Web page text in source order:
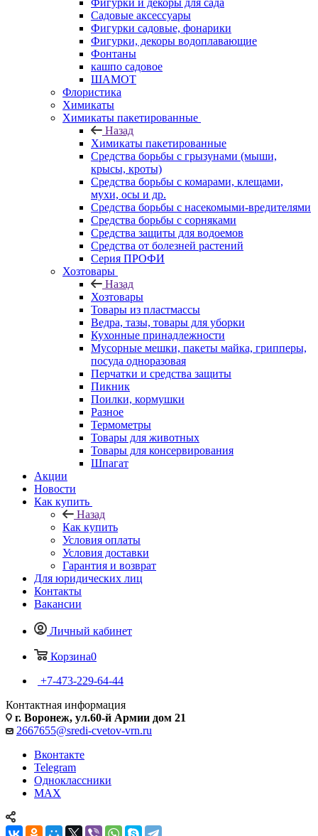
Фигурки и декоры для сада
Садовые аксессуары
Фигурки садовые, фонарики
Фигурки, декоры водоплавающие
Фонтаны
кашпо садовое
ШАМОТ
Флористика
Химикаты
Химикаты пакетированные
Назад
Химикаты пакетированные
Средства борьбы с грызунами (мыши,
крысы, кроты)
Средства борьбы с комарами, клещами,
мухи, осы и др.
Средства борьбы с насекомыми-вредителями
Средства борьбы с сорняками
Средства защиты для водоемов
Средства от болезней растений
Серия ПРОФИ
Хозтовары
Назад
Хозтовары
Товары из пластмассы
Ведра, тазы, товары для уборки
Кухонные принадлежности
Мусорные мешки, пакеты майка, грипперы,
посуда одноразовая
Перчатки и средства защиты
Пикник
Поилки, кормушки
Разное
Термометры
Товары для животных
Товары для консервирования
Шпагат
Акции
Новости
Как купить
Назад
Как купить
Условия оплаты
Условия доставки
Гарантия и возврат
Для юридических лиц
Контакты
Вакансии
Личный кабинет
Корзина0
+7-473-229-64-44
Контактная информация
г. Воронеж, ул.60-й Армии дом 21
2667655@sredi-cvetov-vrn.ru
Вконтакте
Telegram
Одноклассники
MAX